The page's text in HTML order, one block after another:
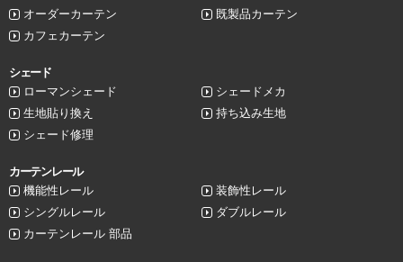
オーダーカーテン
既製品カーテン
カフェカーテン
シェード
ローマンシェード
シェードメカ
生地貼り換え
持ち込み生地
シェード修理
カーテンレール
機能性レール
装飾性レール
シングルレール
ダブルレール
カーテンレール 部品